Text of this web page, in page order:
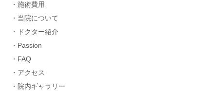
・施術費用
・当院について
・ドクター紹介
・Passion
・FAQ
・アクセス
・院内ギャラリー